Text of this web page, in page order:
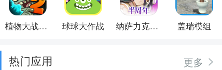
植物大战僵尸2 球球大作战 纳萨力克之王 盖瑞模组
热门应用 更多